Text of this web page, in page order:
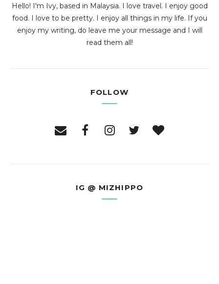
Hello! I'm Ivy, based in Malaysia. I love travel. I enjoy good
food. I love to be pretty. I enjoy all things in my life. If you
enjoy my writing, do leave me your message and I will
read them all!
FOLLOW
IG @ MIZHIPPO